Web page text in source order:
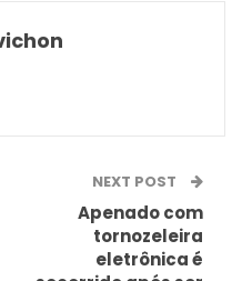
NEXT POST
Apenado com
tornozeleira
eletrônica é